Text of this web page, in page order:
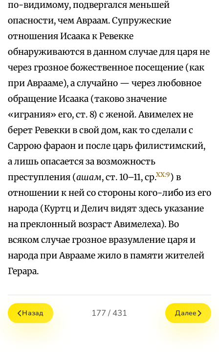
по-видимому, подвергался меньшей
опасности, чем Авраам. Супружеские
отношения Исаака к Ревекке
обнаруживаются в данном случае для царя не
через грозное божественное посещение (как
при Аврааме), а случайно — через любовное
обращение Исаака (таково значение
«играния» его, ст. 8) с женой. Авимелех не
берет Ревекки в свой дом, как то сделали с
Саррою фараон и после царь филистимский,
а лишь опасается за возможность
преступления (ашам, ст. 10–11, ср.XX:9) в
отношении к ней со стороны кого-либо из его
народа (Куртц и Делич видят здесь указание
на преклонный возраст Авимелеха). Во
всяком случае грозное вразумление царя и
народа при Аврааме жило в памяти жителей
Герара.
Назад 177 / 431 Далее